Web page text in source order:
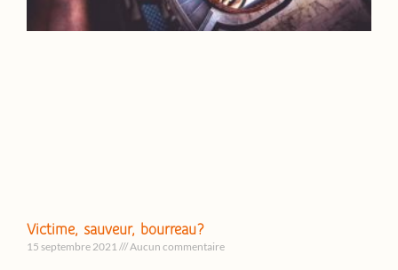
Victime, sauveur, bourreau?
15 septembre 2021 Aucun commentaire